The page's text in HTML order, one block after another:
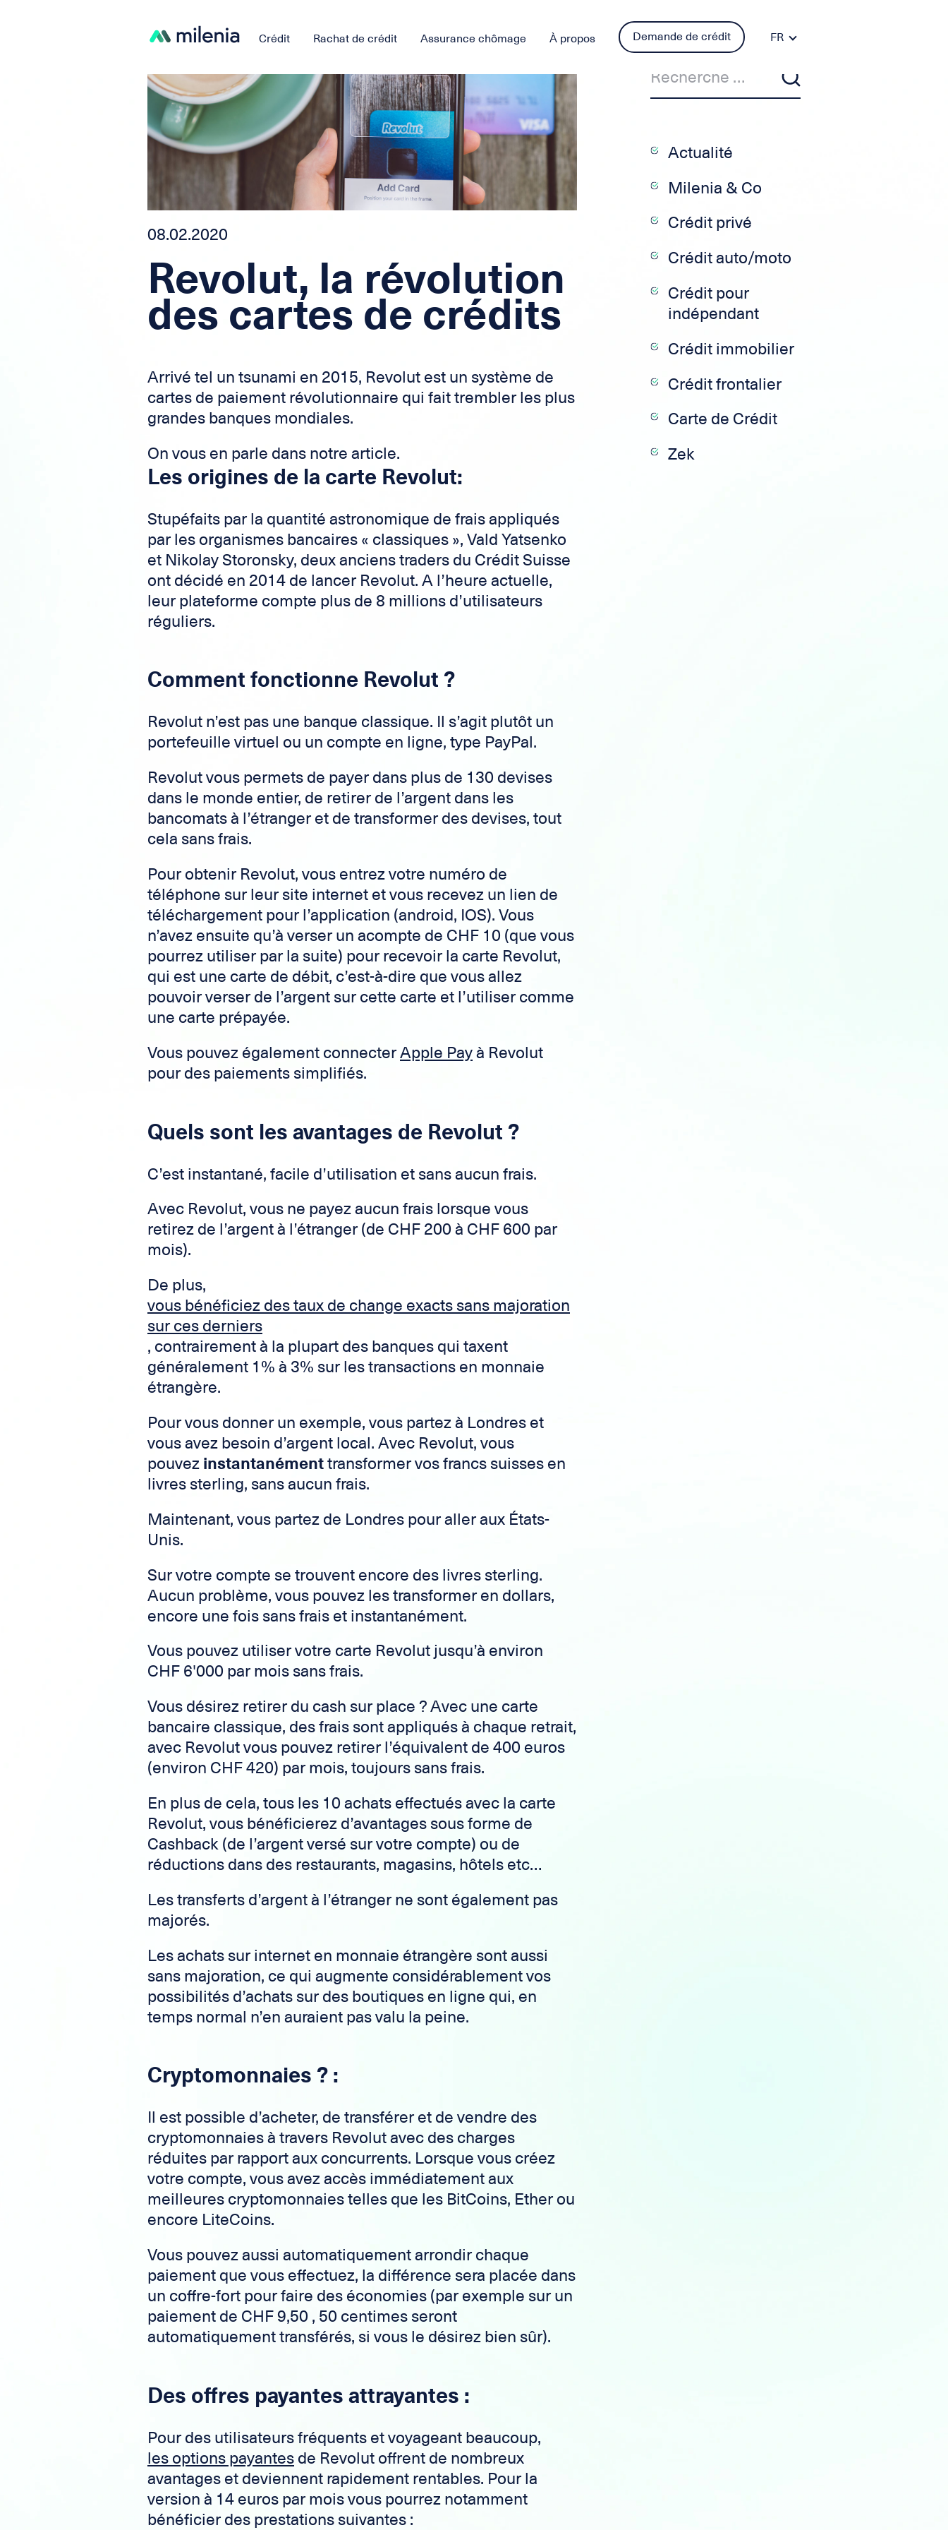
Crédit Rachat de crédit Assurance chômage À propos Demande de crédit
FR
PT
ES
08.02.2020
Revolut, la révolution
des cartes de crédits
Arrivé tel un tsunami en 2015, Revolut est un système de
cartes de paiement révolutionnaire qui fait trembler les plus
grandes banques mondiales.
On vous en parle dans notre article.
Les origines de la carte Revolut:
Stupéfaits par la quantité astronomique de frais appliqués
par les organismes bancaires « classiques », Vald Yatsenko
et Nikolay Storonsky, deux anciens traders du Crédit Suisse
ont décidé en 2014 de lancer Revolut. A l’heure actuelle,
leur plateforme compte plus de 8 millions d’utilisateurs
réguliers.
Comment fonctionne Revolut ?
Revolut n’est pas une banque classique. Il s’agit plutôt un
portefeuille virtuel ou un compte en ligne, type PayPal.
Revolut vous permets de payer dans plus de 130 devises
dans le monde entier, de retirer de l’argent dans les
bancomats à l’étranger et de transformer des devises, tout
cela sans frais.
Pour obtenir Revolut, vous entrez votre numéro de
téléphone sur leur site internet et vous recevez un lien de
téléchargement pour l’application (android, IOS). Vous
n’avez ensuite qu’à verser un acompte de CHF 10 (que vous
pourrez utiliser par la suite) pour recevoir la carte Revolut,
qui est une carte de débit, c’est-à-dire que vous allez
pouvoir verser de l’argent sur cette carte et l’utiliser comme
une carte prépayée.
Vous pouvez également connecterApple Payà Revolut
pour des paiements simplifiés.
Quels sont les avantages de Revolut ?
C’est instantané, facile d’utilisation et sans aucun frais.
Avec Revolut, vous ne payez aucun frais lorsque vous
retirez de l’argent à l’étranger (de CHF 200 à CHF 600 par
mois).
De plus,
vous bénéficiez des taux de change exacts sans majoration
sur ces derniers
, contrairement à la plupart des banques qui taxent
généralement 1% à 3% sur les transactions en monnaie
étrangère.
Pour vous donner un exemple, vous partez à Londres et
vous avez besoin d’argent local. Avec Revolut, vous
pouvez instantanémenttransformer vos francs suisses en
livres sterling, sans aucun frais.
Maintenant, vous partez de Londres pour aller aux États-
Unis.
Sur votre compte se trouvent encore des livres sterling.
Aucun problème, vous pouvez les transformer en dollars,
encore une fois sans frais et instantanément.
Vous pouvez utiliser votre carte Revolut jusqu’à environ
CHF 6'000 par mois sans frais.
Vous désirez retirer du cash sur place ? Avec une carte
bancaire classique, des frais sont appliqués à chaque retrait,
avec Revolut vous pouvez retirer l’équivalent de 400 euros
(environ CHF 420) par mois, toujours sans frais.
En plus de cela, tous les 10 achats effectués avec la carte
Revolut, vous bénéficierez d’avantages sous forme de
Cashback (de l’argent versé sur votre compte) ou de
réductions dans des restaurants, magasins, hôtels etc…
Les transferts d’argent à l’étranger ne sont également pas
majorés.
Les achats sur internet en monnaie étrangère sont aussi
sans majoration, ce qui augmente considérablement vos
possibilités d’achats sur des boutiques en ligne qui, en
temps normal n’en auraient pas valu la peine.
Cryptomonnaies ? :
Il est possible d’acheter, de transférer et de vendre des
cryptomonnaies à travers Revolut avec des charges
réduites par rapport aux concurrents. Lorsque vous créez
votre compte, vous avez accès immédiatement aux
meilleures cryptomonnaies telles que les BitCoins, Ether ou
encore LiteCoins.
Vous pouvez aussi automatiquement arrondir chaque
paiement que vous effectuez, la différence sera placée dans
un coffre-fort pour faire des économies (par exemple sur un
paiement de CHF 9,50 , 50 centimes seront
automatiquement transférés, si vous le désirez bien sûr).
Des offres payantes attrayantes :
Pour des utilisateurs fréquents et voyageant beaucoup,
les options payantes de Revolut offrent de nombreux
avantages et deviennent rapidement rentables. Pour la
version à 14 euros par mois vous pourrez notamment
bénéficier des prestations suivantes :
Actualité
Milenia & Co
Crédit privé
Crédit auto/moto
Crédit pour
indépendant
Crédit immobilier
Crédit frontalier
Carte de Crédit
Zek